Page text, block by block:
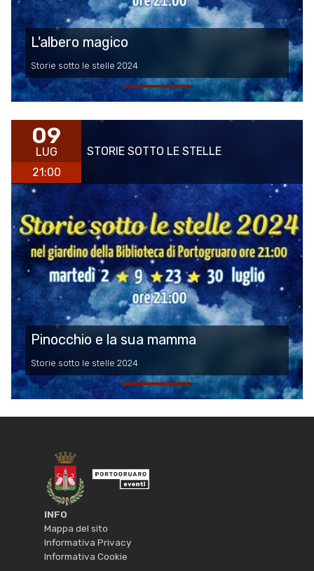
L'albero magico
Storie sotto le stelle 2024
09
LUG
21:00
STORIE SOTTO LE STELLE
Pinocchio e la sua mamma
Storie sotto le stelle 2024
INFO
Mappa del sito
Informativa Privacy
Informativa Cookie